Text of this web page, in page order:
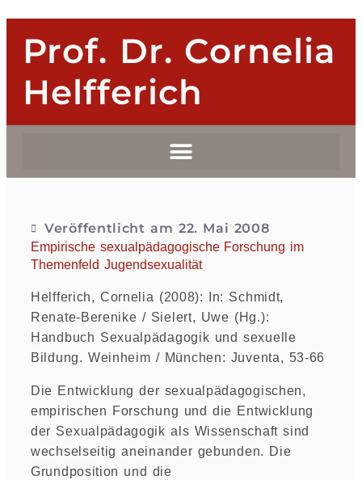
Prof. Dr. Cornelia
Helfferich
Veröffentlicht am 22. Mai 2008
Empirische sexualpädagogische Forschung im
Themenfeld Jugendsexualität
Helfferich, Cornelia (2008): In: Schmidt,
Renate-Berenike / Sielert, Uwe (Hg.):
Handbuch Sexualpädagogik und sexuelle
Bildung. Weinheim / München: Juventa, 53-66
Die Entwicklung der sexualpädagogischen,
empirischen Forschung und die Entwicklung
der Sexualpädagogik als Wissenschaft sind
wechselseitig aneinander gebunden. Die
Grundposition und die